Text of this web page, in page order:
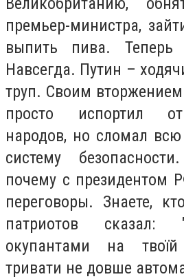
премьер-министра,
выпить пива. Теперь
Навсегда. Путин –
труп. Своим
просто испортил
народов, но сломал
систему
почему с президентом
переговоры. Знаете,
патриотов сказал:
окупантами на
тривати не довше